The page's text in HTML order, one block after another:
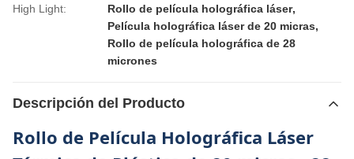
High Light:
Rollo de película holográfica láser,
Película holográfica láser de 20 micras,
Rollo de película holográfica de 28
micrones
Descripción del Producto
Rollo de Película Holográfica Láser